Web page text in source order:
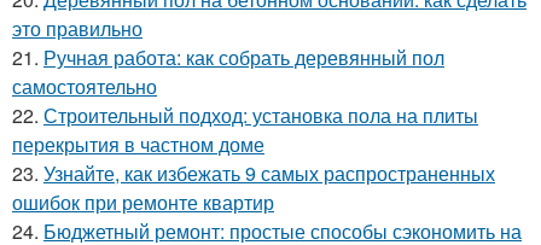
это правильно
21. Ручная работа: как собрать деревянный пол
самостоятельно
22. Строительный подход: установка пола на плиты
перекрытия в частном доме
23. Узнайте, как избежать 9 самых распространенных
ошибок при ремонте квартир
24. Бюджетный ремонт: простые способы сэкономить на